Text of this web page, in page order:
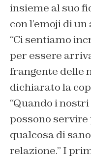
insieme al suo
con l’emoji di
“Ci sentiamo
per essere
frangente delle
dichiarato la
“Quando i
possono
qualcosa di
relazione.” I